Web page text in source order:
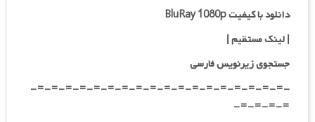
دانلود با کیفیت BluRay 1080p
|لینک مستقیم|
جستجوی زیرنویس فارسی
-=-=-=-=-=-=-=-=-=-=-=-=-=-=-=-=-=-=-
=-=-=-=-